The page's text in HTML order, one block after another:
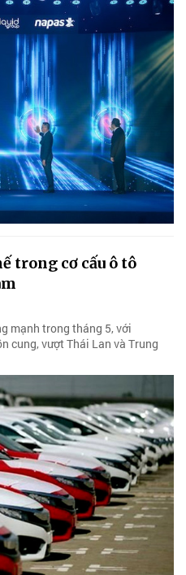
trong cơ cấu ô tô
mạnh trong tháng 5, với
cung, vượt Thái Lan và Trung